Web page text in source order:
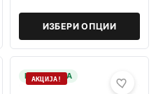
ИЗБЕРИ ОПЦИИ
НА ЗАЛИХА
АКЦИЈА!